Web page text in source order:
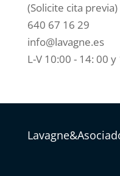
(Solicite cita previa)
640 67 16 29
info@lavagne.es
L-V 10:00 - 14: 00